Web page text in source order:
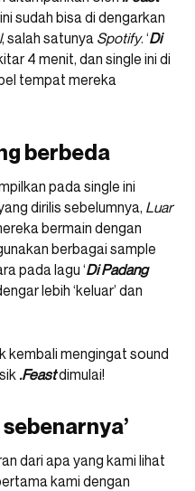
sudah bisa di dengarkan
, salah satunya Spotify. ‘Di
4 menit, dan single ini di
tempat mereka
berbeda
pada single ini
dirilis sebelumnya, Luar
bermain dengan
berbagai sample
pada lagu ‘Di Padang
lebih ‘keluar’ dan
kembali mengingat sound
.Feastdimulai!
dari apa yang kami lihat
kami dengan